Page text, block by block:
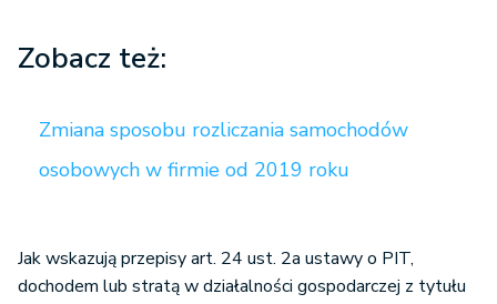
najmu lub
eksploatacyjnych
i składek na
100%
kosztów +
Zobacz też:
Zmiana sposobu rozliczania samochodów
osobowych w firmie od 2019 roku
Jak wskazują przepisy art. 24 ust. 2a ustawy o PIT,
dochodem lub stratą w działalności gospodarczej z tytułu